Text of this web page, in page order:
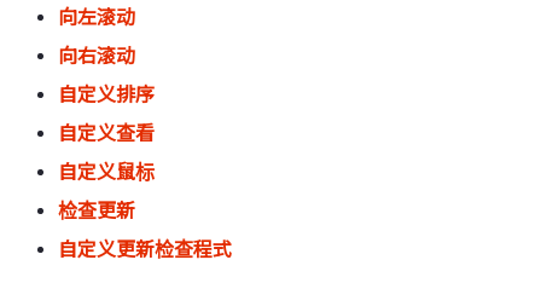
向左滚动
向右滚动
自定义排序
自定义查看
自定义鼠标
检查更新
自定义更新检查程式